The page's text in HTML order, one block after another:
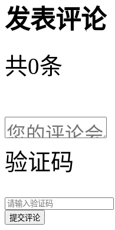
发表评论
共0条
验证码